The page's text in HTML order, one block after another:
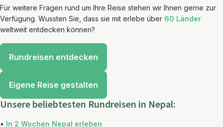
Für weitere Fragen rund um Ihre Reise stehen wir Ihnen gerne zur
Verfügung. Wussten Sie, dass sie mit erlebe über 60 Länder
weltweit entdecken können?
Rundreisen entdecken
Eigene Reise gestalten
Unsere beliebtesten Rundreisen in Nepal:
• In 2 Wochen Nepal erleben